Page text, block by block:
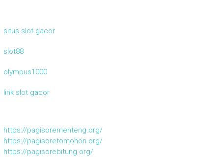
situs slot gacor
slot88
olympus1000
link slot gacor
https://pagisorementeng.org/
https://pagisoretomohon.org/
https://pagisorebitung.org/